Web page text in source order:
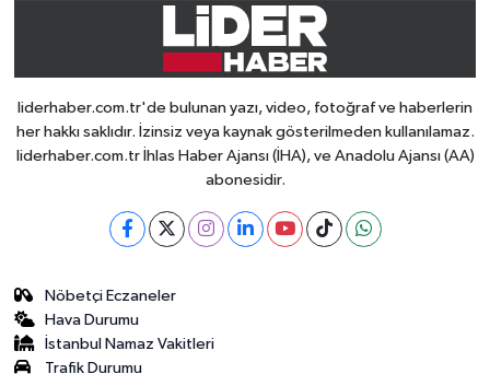
liderhaber.com.tr'de bulunan yazı, video, fotoğraf ve haberlerin
her hakkı saklıdır. İzinsiz veya kaynak gösterilmeden kullanılamaz.
liderhaber.com.tr İhlas Haber Ajansı (İHA), ve Anadolu Ajansı (AA)
abonesidir.
Nöbetçi Eczaneler
Hava Durumu
İstanbul Namaz Vakitleri
Trafik Durumu